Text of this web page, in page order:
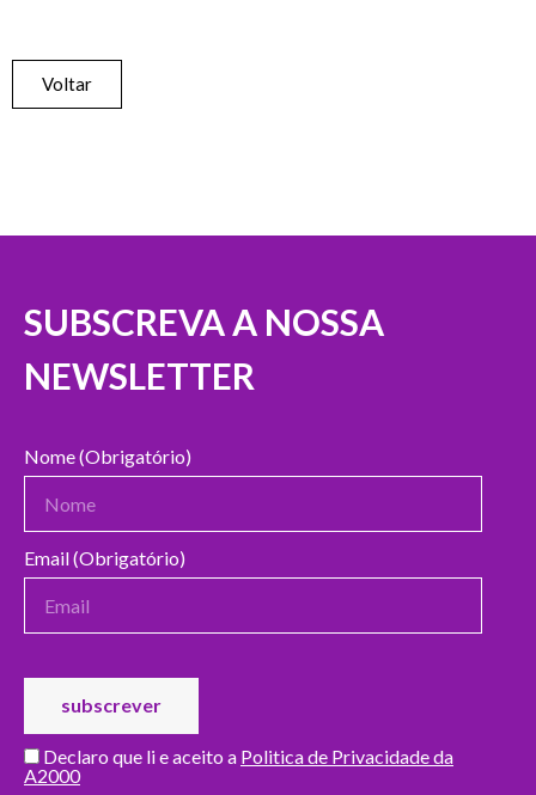
Voltar
SUBSCREVA A NOSSA
NEWSLETTER
Nome (Obrigatório)
Email (Obrigatório)
Declaro que li e aceito a Politica de Privacidade da
A2000